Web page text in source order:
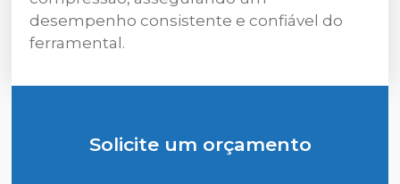
desempenho consistente e confiável do
ferramental.
Solicite um orçamento